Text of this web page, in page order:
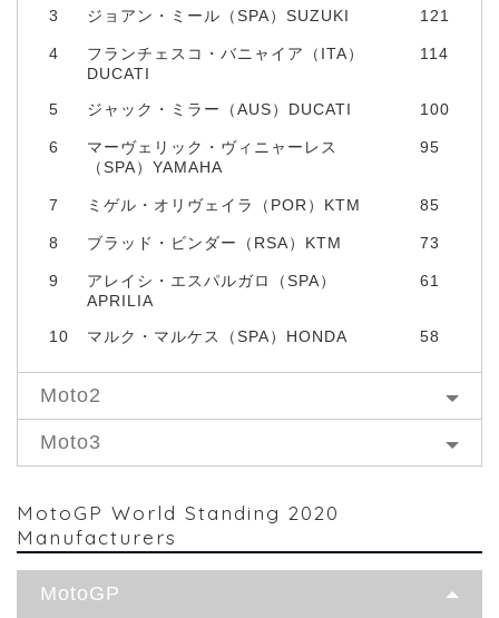
3 ジョアン・ミール（SPA）SUZUKI 121
4
フランチェスコ・バニャイア（ITA）
DUCATI
114
5 ジャック・ミラー（AUS）DUCATI 100
6
マーヴェリック・ヴィニャーレス
（SPA）YAMAHA
95
7 ミゲル・オリヴェイラ（POR）KTM 85
8 ブラッド・ビンダー（RSA）KTM 73
9
アレイシ・エスパルガロ（SPA）
APRILIA
61
10 マルク・マルケス（SPA）HONDA 58
Moto2
Moto3
MotoGP World Standing 2020
Manufacturers
MotoGP